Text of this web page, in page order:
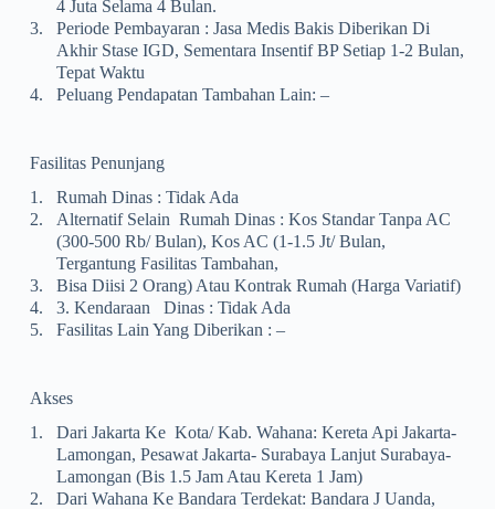
4 Juta Selama 4 Bulan.
3.
Periode Pembayaran : Jasa Medis Bakis Diberikan Di
Akhir Stase IGD, Sementara Insentif BP Setiap 1-2 Bulan,
Tepat Waktu
4.
Peluang Pendapatan Tambahan Lain: –
Fasilitas Penunjang
1.
Rumah Dinas : Tidak Ada
2.
Alternatif Selain Rumah Dinas : Kos Standar Tanpa AC
(300-500 Rb/ Bulan), Kos AC (1-1.5 Jt/ Bulan,
Tergantung Fasilitas Tambahan,
3.
Bisa Diisi 2 Orang) Atau Kontrak Rumah (harga Variatif)
4.
3. Kendaraan Dinas : Tidak Ada
5.
Fasilitas Lain Yang Diberikan : –
Akses
1.
Dari Jakarta Ke Kota/ Kab. Wahana: Kereta Api Jakarta-
Lamongan, Pesawat Jakarta- Surabaya Lanjut Surabaya-
Lamongan (bis 1.5 Jam Atau Kereta 1 Jam)
2.
Dari Wahana Ke Bandara Terdekat: Bandara J Uanda,